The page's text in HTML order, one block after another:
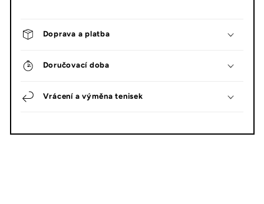
Doprava a platba
Doručovací doba
Vrácení a výměna tenisek